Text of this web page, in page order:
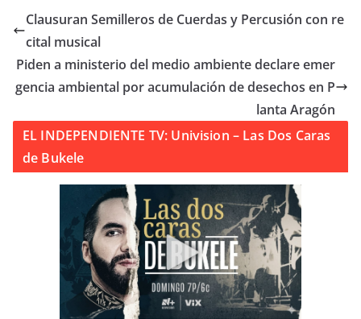
Clausuran Semilleros de Cuerdas y Percusión con re
cital musical
Piden a ministerio del medio ambiente declare emer
gencia ambiental por acumulación de desechos en P
lanta Aragón
EL INDEPENDIENTE TV: Univision – Las Dos Caras
de Bukele